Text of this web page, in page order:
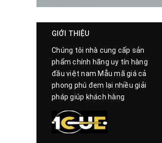
GIỚI THIỆU
Chúng tôi nhà cung cấp sản
phẩm chính hãng uy tín hàng
đầu việt nam Mẫu mã giá cả
phong phú đem lại nhiều giải
pháp giúp khách hàng